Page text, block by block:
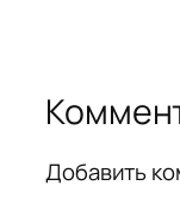
Добавить